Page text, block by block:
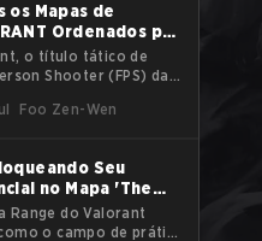
os Mapas de
Ordenados por
o título tático de
Shooter (FPS) da
longo do tempo, novos
a base de
Cada mapa de
tem sua própria
e características
Foo Zen-Wen
Seu
no Mapa 'The
do Valorant
Range do Valorant
o campo de prática